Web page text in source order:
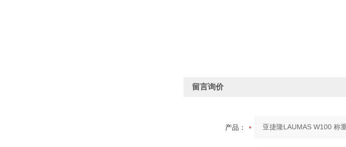
留言询价
产品：